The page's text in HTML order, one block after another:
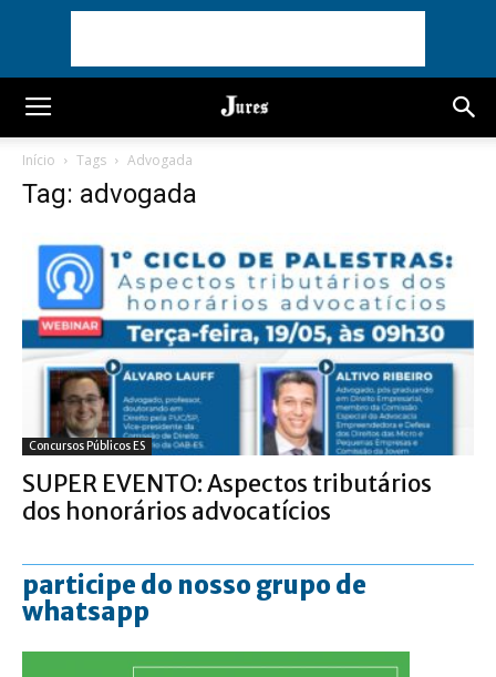
Início Tags Advogada
Tag: advogada
Concursos Públicos ES
SUPER EVENTO: Aspectos tributários
dos honorários advocatícios
participe do nosso grupo de
whatsapp